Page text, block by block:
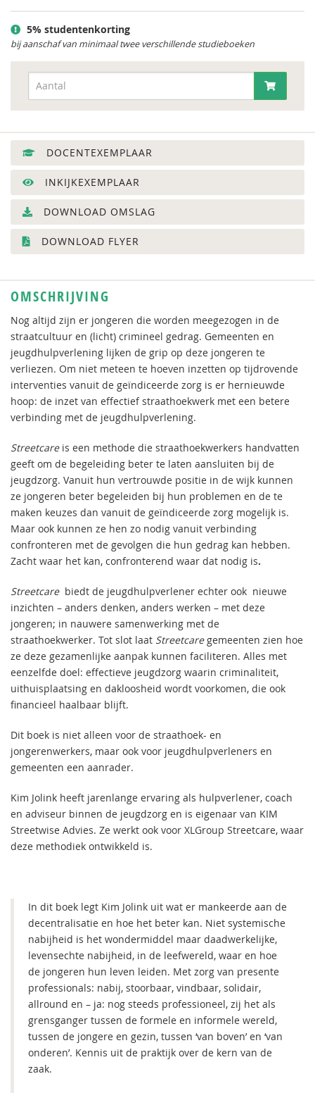
5% studentenkorting
bij aanschaf van minimaal twee verschillende studieboeken
DOCENTEXEMPLAAR
INKIJKEXEMPLAAR
DOWNLOAD OMSLAG
DOWNLOAD FLYER
OMSCHRIJVING
Nog altijd zijn er jongeren die worden meegezogen in de
straatcultuur en (licht) crimineel gedrag. Gemeenten en
jeugdhulpverlening lijken de grip op deze jongeren te
verliezen. Om niet meteen te hoeven inzetten op tijdrovende
interventies vanuit de geïndiceerde zorg is er hernieuwde
hoop: de inzet van effectief straathoekwerk met een betere
verbinding met de jeugdhulpverlening.
Streetcare is een methode die straathoekwerkers handvatten
geeft om de begeleiding beter te laten aansluiten bij de
jeugdzorg. Vanuit hun vertrouwde positie in de wijk kunnen
ze jongeren beter begeleiden bij hun problemen en de te
maken keuzes dan vanuit de geïndiceerde zorg mogelijk is.
Maar ook kunnen ze hen zo nodig vanuit verbinding
confronteren met de gevolgen die hun gedrag kan hebben.
Zacht waar het kan, confronterend waar dat nodig is.
Streetcare biedt de jeugdhulpverlener echter ook nieuwe
inzichten – anders denken, anders werken – met deze
jongeren; in nauwere samenwerking met de
straathoekwerker. Tot slot laat Streetcare gemeenten zien hoe
ze deze gezamenlijke aanpak kunnen faciliteren. Alles met
eenzelfde doel: effectieve jeugdzorg waarin criminaliteit,
uithuisplaatsing en dakloosheid wordt voorkomen, die ook
financieel haalbaar blijft.
Dit boek is niet alleen voor de straathoek- en
jongerenwerkers, maar ook voor jeugdhulpverleners en
gemeenten een aanrader.
Kim Jolink heeft jarenlange ervaring als hulpverlener, coach
en adviseur binnen de jeugdzorg en is eigenaar van KIM
Streetwise Advies. Ze werkt ook voor XLGroup Streetcare, waar
deze methodiek ontwikkeld is.
In dit boek legt Kim Jolink uit wat er mankeerde aan de
decentralisatie en hoe het beter kan. Niet systemische
nabijheid is het wondermiddel maar daadwerkelijke,
levensechte nabijheid, in de leefwereld, waar en hoe
de jongeren hun leven leiden. Met zorg van presente
professionals: nabij, stoorbaar, vindbaar, solidair,
allround en – ja: nog steeds professioneel, zij het als
grensganger tussen de formele en informele wereld,
tussen de jongere en gezin, tussen ‘van boven’ en ‘van
onderen’. Kennis uit de praktijk over de kern van de
zaak.